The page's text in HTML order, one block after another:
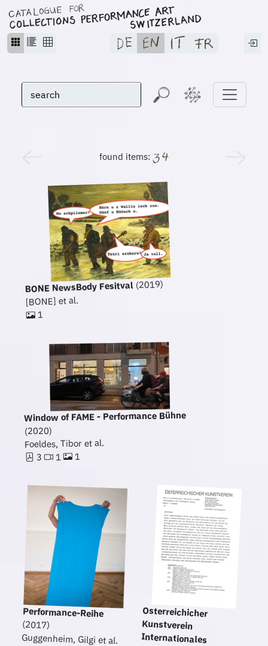
found items:
BONE NewsBody Fesitval(2019)
[BONE] et al.
1
Window of FAME - Performance Bühne
(2020)
Foeldes, Tibor et al.
3 1 1
Performance-Reihe
(2017)
Guggenheim, Gilgi et al.
Osterreichicher
Kunstverein
Internationales